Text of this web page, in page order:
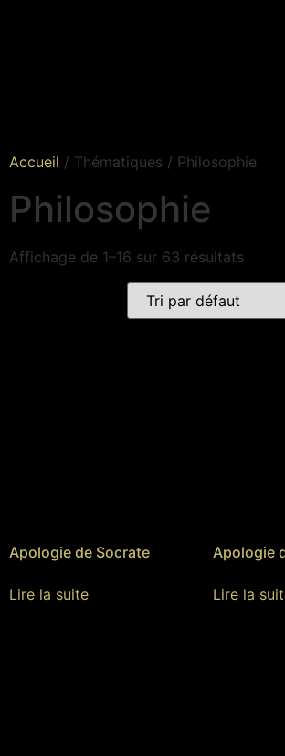
Accueil / Thématiques / Philosophie
Philosophie
Affichage de 1–16 sur 63 résultats
Apologie de Socrate
Lire la suite
Apologie
Lire la